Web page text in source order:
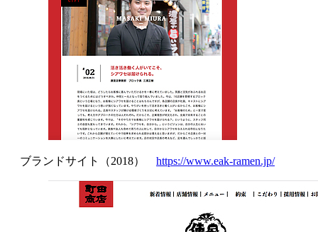
ブランドサイト（2018） https://www.eak-ramen.jp/